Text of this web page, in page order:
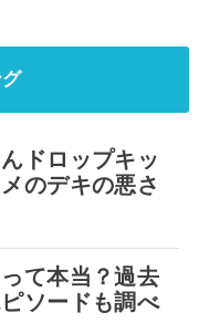
ドロップキッ
のデキの悪さ
て本当？過去
ソードも調べ